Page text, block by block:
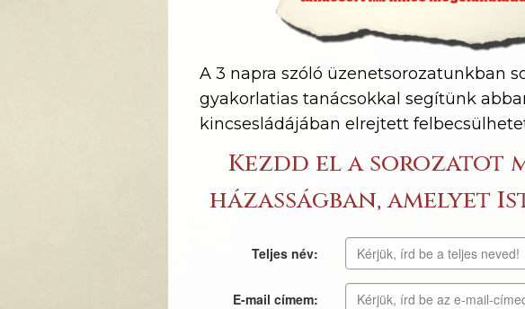
A 3 napra szóló üzenetsorozatunkban
gyakorlatias tanácsokkal segítünk
kincsesládájában elrejtett
Kezdd el a sorozatot
házasságban, amelyet
Teljes név:
E-mail címem: